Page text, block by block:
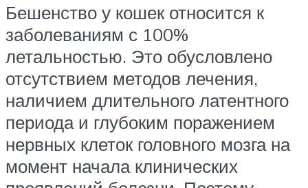
Бешенство у кошек относится к
заболеваниям с 100%
летальностью. Это обусловлено
отсутствием методов лечения,
наличием длительного латентного
периода и глубоким поражением
нервных клеток головного мозга на
момент начала клинических